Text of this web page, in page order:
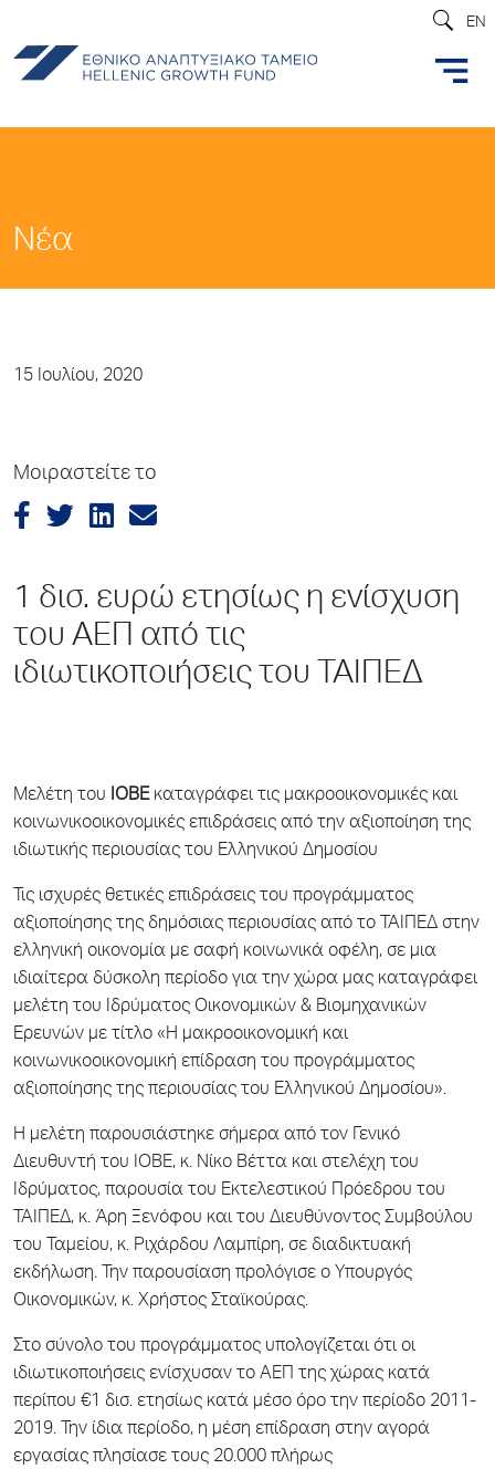
EN
Νέα
15 Ιουλίου, 2020
Μοιραστείτε το
1 δισ. ευρώ ετησίως η ενίσχυση
του ΑΕΠ από τις
ιδιωτικοποιήσεις του ΤΑΙΠΕΔ
Μελέτη του ΙΟΒΕ καταγράφει τις μακροοικονομικές και
κοινωνικοοικονομικές επιδράσεις από την αξιοποίηση της
ιδιωτικής περιουσίας του Ελληνικού Δημοσίου
Τις ισχυρές θετικές επιδράσεις του προγράμματος
αξιοποίησης της δημόσιας περιουσίας από το ΤΑΙΠΕΔ στην
ελληνική οικονομία με σαφή κοινωνικά οφέλη, σε μια
ιδιαίτερα δύσκολη περίοδο για την χώρα μας καταγράφει
μελέτη του Ιδρύματος Οικονομικών & Βιομηχανικών
Ερευνών με τίτλο «Η μακροοικονομική και
κοινωνικοοικονομική επίδραση του προγράμματος
αξιοποίησης της περιουσίας του Ελληνικού Δημοσίου».
Η μελέτη παρουσιάστηκε σήμερα από τον Γενικό
Διευθυντή του ΙΟΒΕ, κ. Νίκο Βέττα και στελέχη του
Ιδρύματος, παρουσία του Εκτελεστικού Πρόεδρου του
ΤΑΙΠΕΔ, κ. Άρη Ξενόφου και του Διευθύνοντος Συμβούλου
του Ταμείου, κ. Ριχάρδου Λαμπίρη, σε διαδικτυακή
εκδήλωση. Την παρουσίαση προλόγισε ο Υπουργός
Οικονομικών, κ. Χρήστος Σταϊκούρας.
Στο σύνολο του προγράμματος υπολογίζεται ότι οι
ιδιωτικοποιήσεις ενίσχυσαν το ΑΕΠ της χώρας κατά
περίπου €1 δισ. ετησίως κατά μέσο όρο την περίοδο 2011-
2019. Την ίδια περίοδο, η μέση επίδραση στην αγορά
εργασίας πλησίασε τους 20.000 πλήρως